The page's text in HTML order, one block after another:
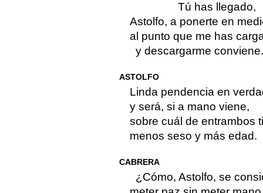
Tú has llegado,
Astolfo, a ponerte en
al punto que me has
y descargarme conviene.
ASTOLFO
Linda pendencia en
y será, si a mano viene,
sobre cuál de entrambos
menos seso y más edad.
CABRERA
¿Cómo, Astolfo, se